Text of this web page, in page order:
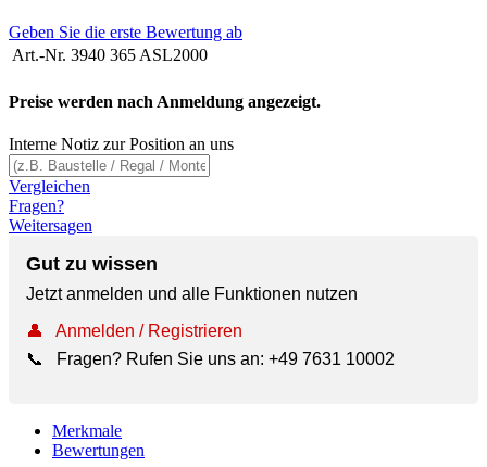
Geben Sie die erste Bewertung ab
Art.-Nr. 3940 365 ASL2000
Preise werden nach Anmeldung angezeigt.
Interne Notiz zur Position an uns
Vergleichen
Fragen?
Weitersagen
Gut zu wissen
Jetzt anmelden und alle Funktionen nutzen
👤
Anmelden / Registrieren
📞
Fragen? Rufen Sie uns an: +49 7631 10002
Merkmale
Bewertungen